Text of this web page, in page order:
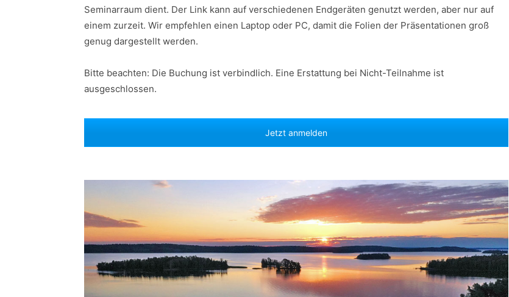
Seminarraum dient. Der Link kann auf verschiedenen Endgeräten genutzt werden, aber nur auf
einem zurzeit. Wir empfehlen einen Laptop oder PC, damit die Folien der Präsentationen groß
genug dargestellt werden.
Bitte beachten: Die Buchung ist verbindlich. Eine Erstattung bei Nicht-Teilnahme ist
ausgeschlossen.
Jetzt anmelden